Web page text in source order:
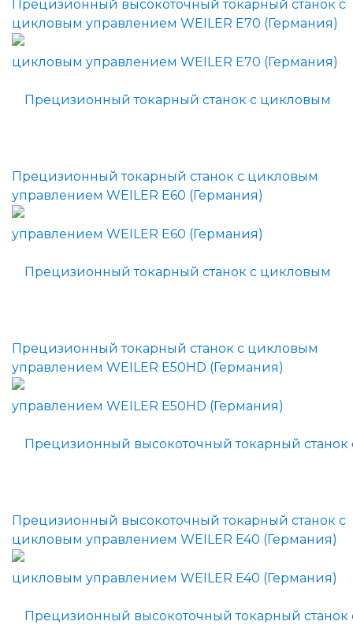
Прецизионный высокоточный токарный станок с
цикловым управлением WEILER E70 (Германия)
Прецизионный токарный станок с цикловым
управлением WEILER E60 (Германия)
Прецизионный токарный станок с цикловым
управлением WEILER E50HD (Германия)
Прецизионный высокоточный токарный станок с
цикловым управлением WEILER E40 (Германия)